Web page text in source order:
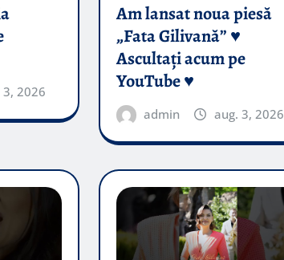
3, 2026
Am lansat noua piesă
„Fata Gilivană” ♥️
Ascultați acum pe
YouTube ♥️
admin aug. 3, 2026